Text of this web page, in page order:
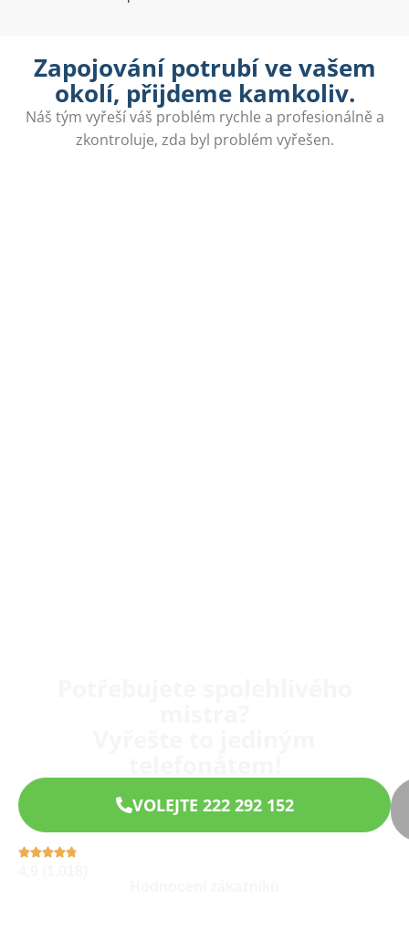
Zapojování potrubí ve vašem
okolí, přijdeme kamkoliv.
Náš tým vyřeší váš problém rychle a profesionálně a
zkontroluje, zda byl problém vyřešen.
VOLEJTE 222 292 152